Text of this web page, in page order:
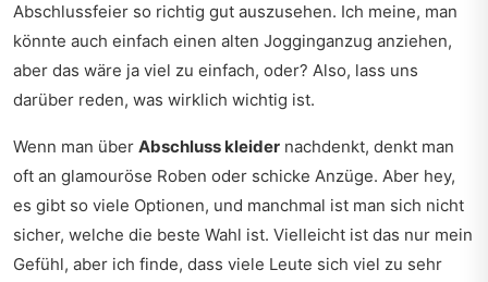
Abschlussfeier so richtig gut auszusehen. Ich meine, man
könnte auch einfach einen alten Jogginganzug anziehen,
aber das wäre ja viel zu einfach, oder? Also, lass uns
darüber reden, was wirklich wichtig ist.
Wenn man über Abschluss kleider nachdenkt, denkt man
oft an glamouröse Roben oder schicke Anzüge. Aber hey,
es gibt so viele Optionen, und manchmal ist man sich nicht
sicher, welche die beste Wahl ist. Vielleicht ist das nur mein
Gefühl, aber ich finde, dass viele Leute sich viel zu sehr